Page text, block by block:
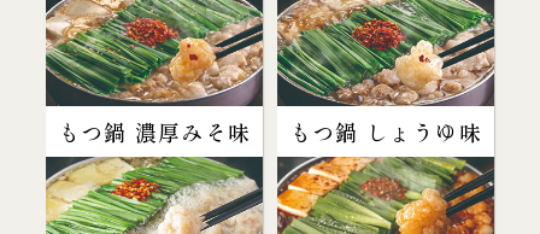
もつ鍋 濃厚みそ味 もつ鍋 しょうゆ味